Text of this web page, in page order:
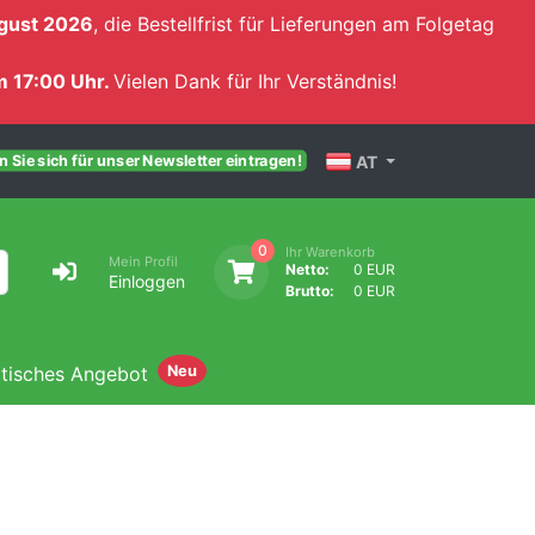
2026, die Bestellfrist für Lieferungen am Folgetag
17:00 Uhr. Vielen Dank für Ihr Verständnis!
Sie sich für unser Newsletter eintragen! AT
Mein Profil
Einloggen
0 Ihr Warenkorb
Netto:
0 EUR
Brutto:
0 EUR
Angebot Neu